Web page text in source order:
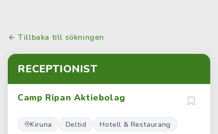
Tillbaka till sökningen
RECEPTIONIST
Camp Ripan Aktiebolag
Kiruna Deltid Hotell & Restaurang